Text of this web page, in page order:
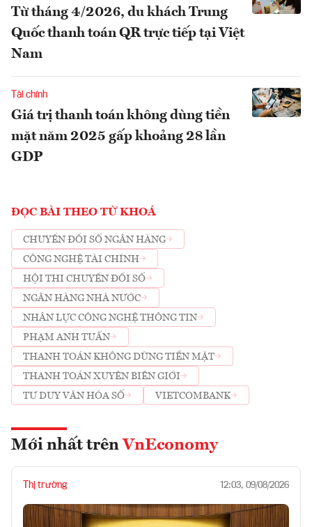
Từ tháng 4/2026, du khách Trung
Quốc thanh toán QR trực tiếp tại Việt
Nam
Tài chính
Giá trị thanh toán không dùng tiền
mặt năm 2025 gấp khoảng 28 lần
GDP
ĐỌC BÀI THEO TỪ KHOÁ
CHUYỂN ĐỔI SỐ NGÂN HÀNG
CÔNG NGHỆ TÀI CHÍNH
HỘI THI CHUYỂN ĐỔI SỐ
NGÂN HÀNG NHÀ NƯỚC
NHÂN LỰC CÔNG NGHỆ THÔNG TIN
PHẠM ANH TUẤN
THANH TOÁN KHÔNG DÙNG TIỀN MẶT
THANH TOÁN XUYÊN BIÊN GIỚI
TƯ DUY VĂN HÓA SỐ
VIETCOMBANK
Mới nhất trên VnEconomy
Thị trường 12:03, 09/08/2026